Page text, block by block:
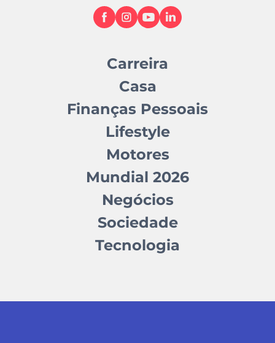
Carreira
Casa
Finanças Pessoais
Lifestyle
Motores
Mundial 2026
Negócios
Sociedade
Tecnologia